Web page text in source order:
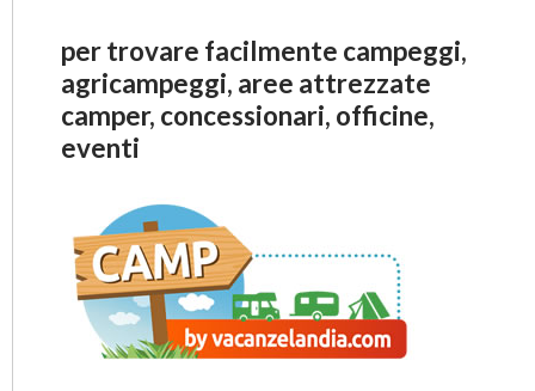
per trovare facilmente campeggi,
agricampeggi, aree attrezzate
camper, concessionari, officine,
eventi